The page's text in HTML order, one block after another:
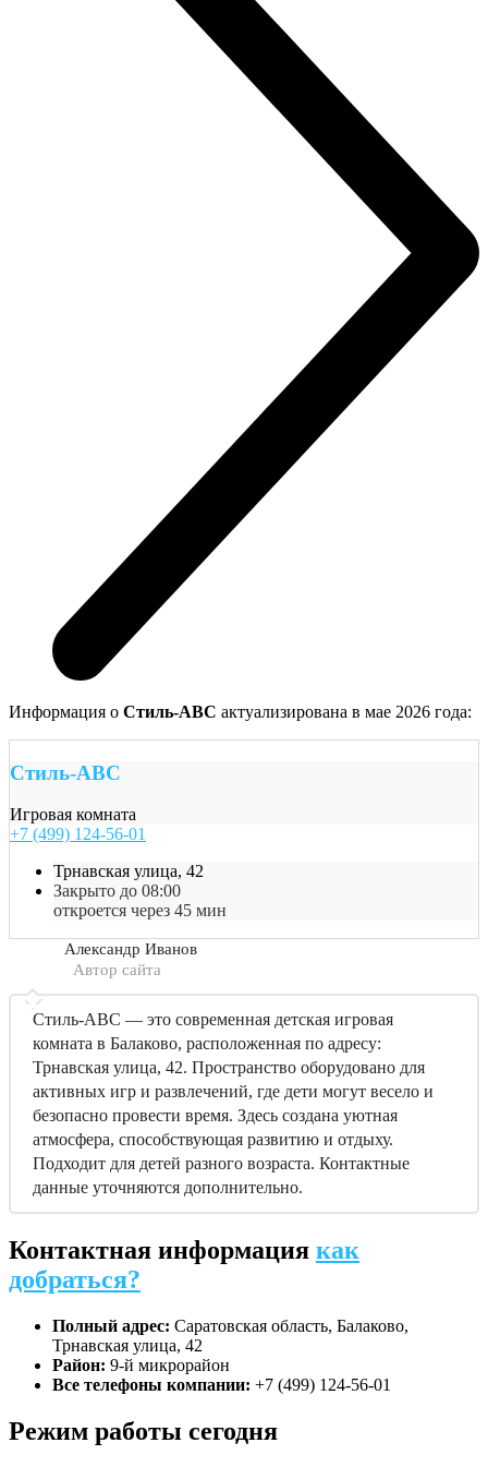
Информация о Стиль-АВС актуализирована в мае 2026 года:
Стиль-АВС
Игровая комната
+7 (499) 124-56-01
Трнавская улица, 42
Закрыто до 08:00
откроется через 45 мин
Александр Иванов
Автор сайта
Стиль-АВС — это современная детская игровая
комната в Балаково, расположенная по адресу:
Трнавская улица, 42. Пространство оборудовано для
активных игр и развлечений, где дети могут весело и
безопасно провести время. Здесь создана уютная
атмосфера, способствующая развитию и отдыху.
Подходит для детей разного возраста. Контактные
данные уточняются дополнительно.
Контактная информация как
добраться?
Полный адрес: Саратовская область, Балаково,
Трнавская улица, 42
Район: 9-й микрорайон
Все телефоны компании: +7 (499) 124-56-01
Режим работы сегодня